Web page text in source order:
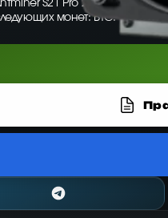
S21 Pro 245 Th/s —
монет: BTC.